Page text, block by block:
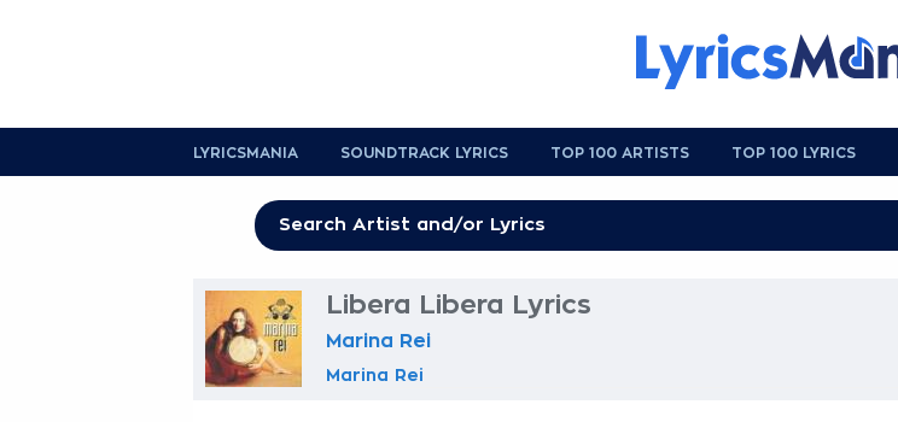
LYRICSMANIA SOUNDTRACK LYRICS TOP 100 ARTISTS TOP 100 LYRICS
Libera Libera Lyrics
Marina Rei
Marina Rei